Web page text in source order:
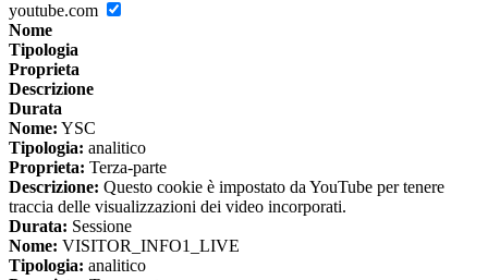
youtube.com
Nome
Tipologia
Proprieta
Descrizione
Durata
Nome: YSC
Tipologia: analitico
Proprieta: Terza-parte
Descrizione: Questo cookie è impostato da YouTube per tenere
traccia delle visualizzazioni dei video incorporati.
Durata: Sessione
Nome: VISITOR_INFO1_LIVE
Tipologia: analitico